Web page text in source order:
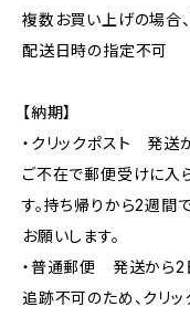
複数お買い上げの場合
配送日時の指定不可
【納期】
・クリックポスト 発送
ご不在で郵便受けに入
す。持ち帰りから2週間
お願いします。
・普通郵便 発送から2
追跡不可のため、クリ